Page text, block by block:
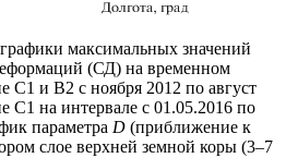
максимальных значений
(СД) на временном
С1 и В2 с ноября 2012 по август
С1 на интервале с 01.05.2016 по
параметра D (приближение к
слое верхней земной коры (3–7